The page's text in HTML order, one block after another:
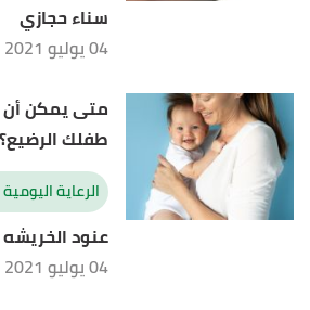
سناء حجازي
04 يوليو 2021
متى يمكن أن
طفلك الرضيع؟
الرعاية
عنود الخريشه
04 يوليو 2021